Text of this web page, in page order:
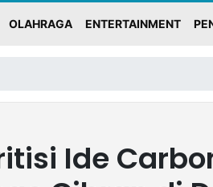
OLAHRAGA ENTERTAINMENT
Ide